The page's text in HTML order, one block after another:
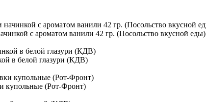
с ароматом ванили 42 гр. (Посольство вкусной еды)
в белой глазури (КДВ)
купольные (Рот-Фронт)